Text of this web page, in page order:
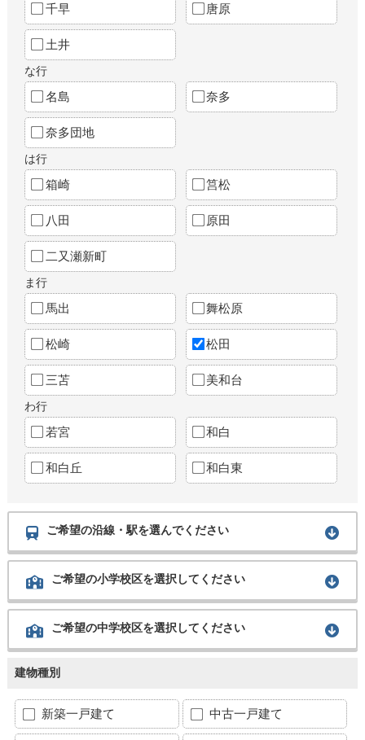
千早 唐原
土井
な行
名島 奈多
奈多団地
は行
箱崎 筥松
八田 原田
二又瀬新町
ま行
馬出 舞松原
松崎 松田
三苫 美和台
わ行
若宮 和白
和白丘 和白東
ご希望の沿線・駅を選んでください
ご希望の小学校区を選択してください
ご希望の中学校区を選択してください
建物種別
新築一戸建て 中古一戸建て